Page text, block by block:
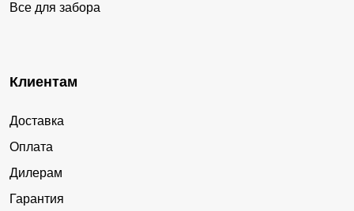
Все для забора
Клиентам
Доставка
Оплата
Дилерам
Гарантия